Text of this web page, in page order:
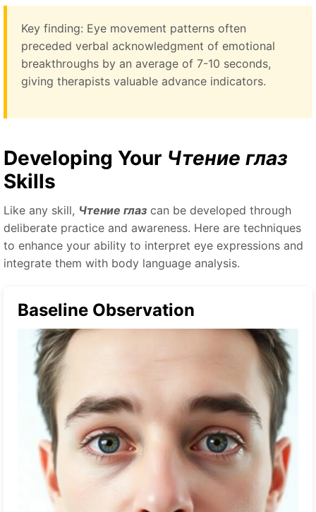
Key finding: Eye movement patterns often
preceded verbal acknowledgment of emotional
breakthroughs by an average of 7-10 seconds,
giving therapists valuable advance indicators.
Developing Your Чтение глаз
Skills
Like any skill, Чтение глаз can be developed through
deliberate practice and awareness. Here are techniques
to enhance your ability to interpret eye expressions and
integrate them with body language analysis.
Baseline Observation